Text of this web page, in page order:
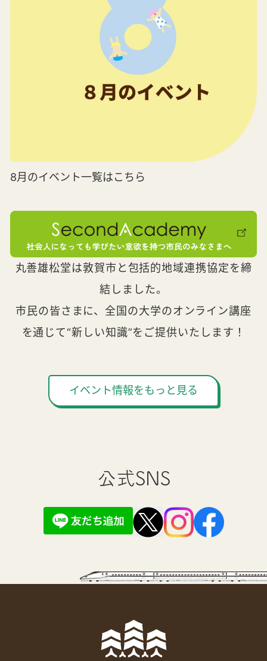
8月のイベント一覧はこちら
丸善雄松堂は敦賀市と包括的地域連携協定を締
結しました。
市民の皆さまに、全国の大学のオンライン講座
を通じて“新しい知識”をご提供いたします！
イベント情報をもっと見る
公式SNS